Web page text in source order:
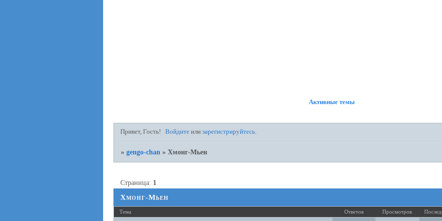
Активные темы
Привет, Гость! Войдите илизарегистрируйтесь.
»gengo-chan »Хмонг-Мьен
Хмонг-Мьен
Страница: 1
Тема Ответов Просмотров